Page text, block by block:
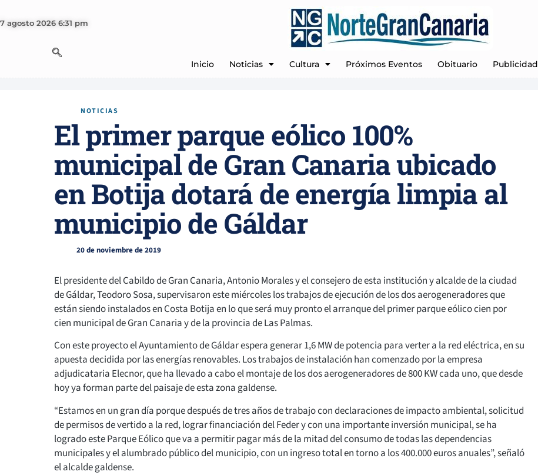
7 agosto 2026 6:31 pm
Inicio Noticias Cultura Próximos Eventos Obituario Publicidad
NOTICIAS
El primer parque eólico 100%
municipal de Gran Canaria ubicado
en Botija dotará de energía limpia al
municipio de Gáldar
20 de noviembre de 2019
El presidente del Cabildo de Gran Canaria, Antonio Morales y el consejero de esta institución y alcalde de la ciudad
de Gáldar, Teodoro Sosa, supervisaron este miércoles los trabajos de ejecución de los dos aerogeneradores que
están siendo instalados en Costa Botija en lo que será muy pronto el arranque del primer parque eólico cien por
cien municipal de Gran Canaria y de la provincia de Las Palmas.
Con este proyecto el Ayuntamiento de Gáldar espera generar 1,6 MW de potencia para verter a la red eléctrica, en su
apuesta decidida por las energías renovables. Los trabajos de instalación han comenzado por la empresa
adjudicataria Elecnor, que ha llevado a cabo el montaje de los dos aerogeneradores de 800 KW cada uno, que desde
hoy ya forman parte del paisaje de esta zona galdense.
“Estamos en un gran día porque después de tres años de trabajo con declaraciones de impacto ambiental, solicitud
de permisos de vertido a la red, lograr financiación del Feder y con una importante inversión municipal, se ha
logrado este Parque Eólico que va a permitir pagar más de la mitad del consumo de todas las dependencias
municipales y el alumbrado público del municipio, con un ingreso total en torno a los 400.000 euros anuales”, señaló
el alcalde galdense.